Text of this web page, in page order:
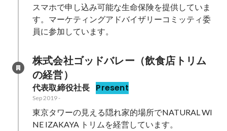
スマホで申し込み可能な生命保険を提供していま
す。マーケティングアドバイザリーコミッティ委
員に参加しています。
株式会社ゴッドバレー（飲食店トリム
の経営）
代表取締役社長 Present
Sep 2019-
東京タワーの見える隠れ家的場所でNATURAL WI
NE IZAKAYA トリムを経営しています。